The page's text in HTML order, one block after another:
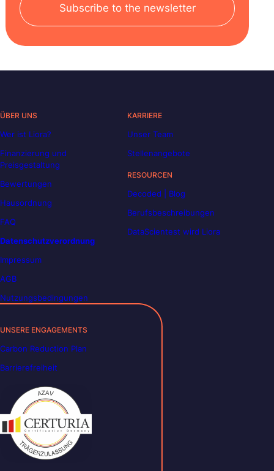
Subscribe to the newsletter
ÜBER UNS
Wer ist Liora?
Finanzierung und
Preisgestaltung
Bewertungen
Hausordnung
FAQ
Datenschutzverordnung
Impressum
AGB
Nutzungsbedingungen
KARRIERE
Unser Team
Stellenangebote
RESOURCEN
Decoded | Blog
Berufsbeschreibungen
DataScientest wird Liora
UNSERE ENGAGEMENTS
Carbon Reduction Plan
Barrierefreiheit